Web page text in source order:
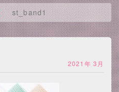
st_band1
2021年 3月